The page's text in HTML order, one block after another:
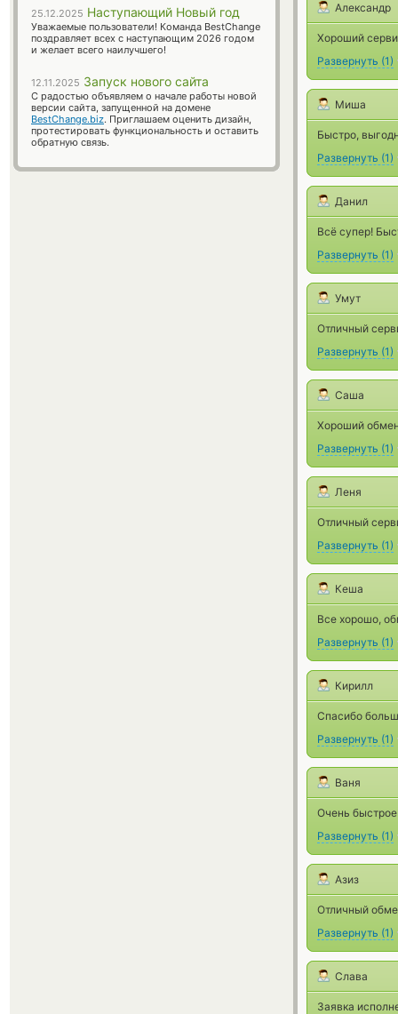
Александр
Хороший
Развернуть (1)
Миша
Быстро,
Развернуть (1)
Данил
Всё супер!
Развернуть (1)
Умут
Отличный
Развернуть (1)
Саша
Хороший
Развернуть (1)
Леня
Отличный
Развернуть (1)
Кеша
Все хорошо,
Развернуть (1)
Кирилл
Спасибо
Развернуть (1)
Ваня
Очень быстрое
Развернуть (1)
Азиз
Отличный
Развернуть (1)
Слава
Заявка
25.12.2025 Наступающий Новый год
Уважаемые пользователи! Команда BestChange
поздравляет всех с наступающим 2026 годом
и желает всего наилучшего!
12.11.2025 Запуск нового сайта
С радостью объявляем о начале работы новой
версии сайта, запущенной на домене
BestChange.biz. Приглашаем оценить дизайн,
протестировать функциональность и оставить
обратную связь.